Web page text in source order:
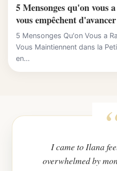
5 Mensonges qu'on vous
vous empêchent d'avancer
5 Mensonges Qu'on Vous a
Vous Maintiennent dans la
en...
I came to Ilana
overwhelmed by